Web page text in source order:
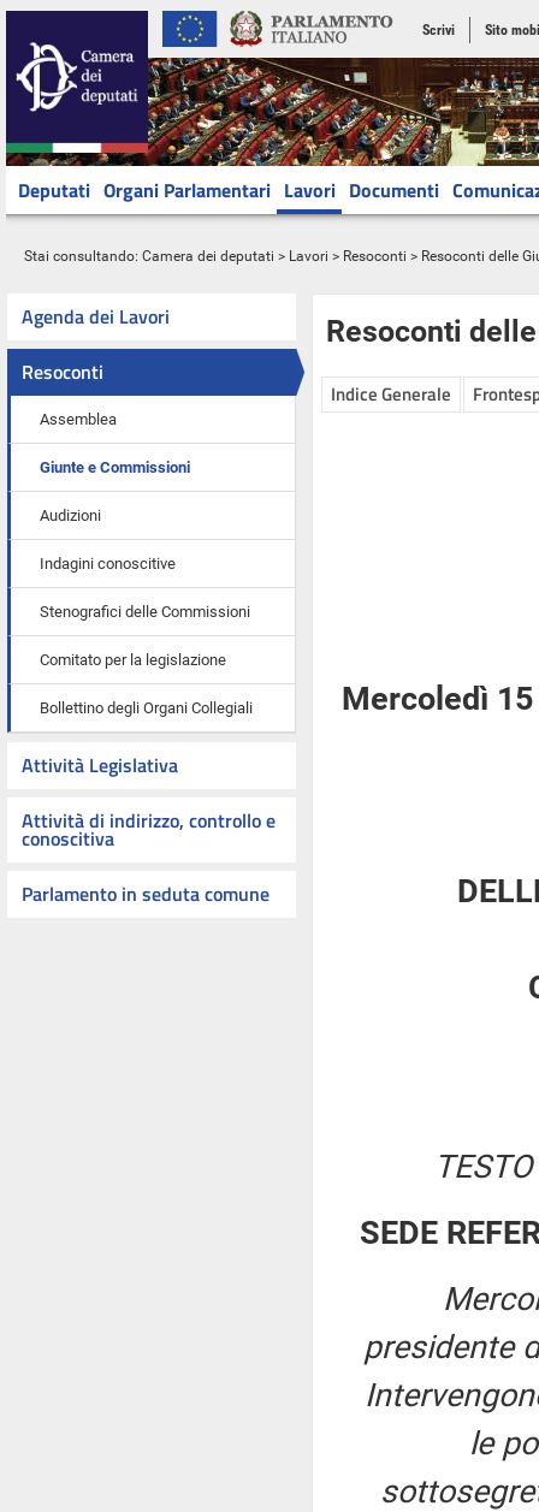
Scrivi Sito
Deputati Organi Parlamentari Lavori Documenti
Stai consultando: Camera dei deputati > Lavori > Resoconti > Resoconti delle
Agenda dei Lavori
Resoconti
Assemblea
Giunte e Commissioni
Audizioni
Indagini conoscitive
Stenografici delle Commissioni
Comitato per la legislazione
Bollettino degli Organi Collegiali
Attività Legislativa
Attività di indirizzo, controllo e
conoscitiva
Parlamento in seduta comune
Resoconti
Indice Generale
Mercoledì
SEDE
presidente
le